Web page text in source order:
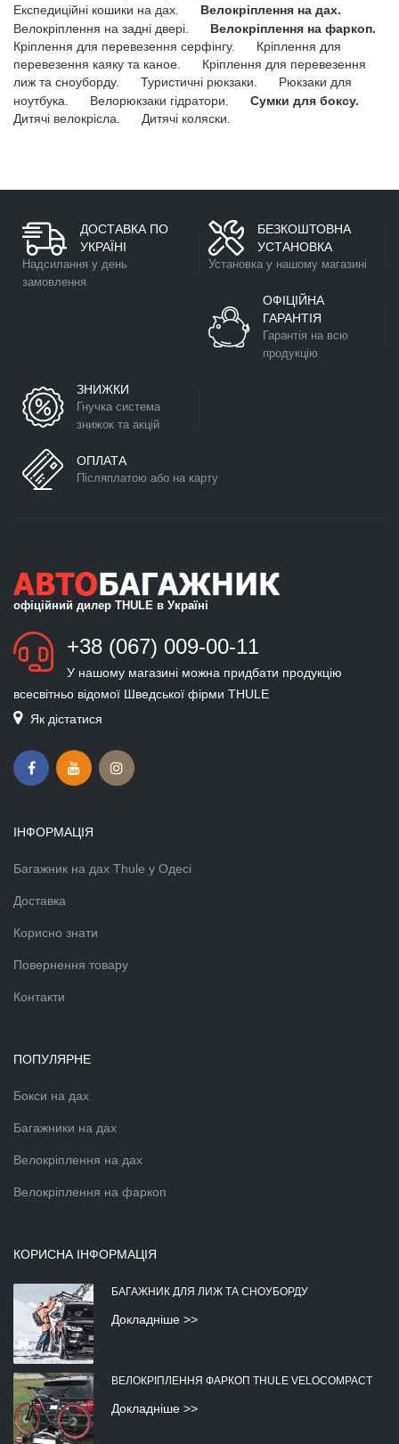
Експедиційні кошики на дах.
Велокріплення на дах.
Велокріплення на задні двері.
Велокріплення на фаркоп.
Кріплення для перевезення серфінгу.
Кріплення для
перевезення каяку та каное.
Кріплення для перевезення
лиж та сноуборду.
Туристичні рюкзаки.
Рюкзаки для
ноутбука.
Велорюкзаки гідратори.
Сумки для боксу.
Дитячі велокрісла.
Дитячі коляски.
ДОСТАВКА ПО
УКРАЇНІ
Надсилання у день
замовлення
БЕЗКОШТОВНА
УСТАНОВКА
Установка у нашому магазині
ОФІЦІЙНА
ГАРАНТІЯ
Гарантія на всю
продукцію
ЗНИЖКИ
Гнучка система
знижок та акцій
ОПЛАТА
Післяплатою або на карту
офіційний дилер THULE в Україні
+38 (067) 009-00-11
У нашому магазині можна придбати продукцію
всесвітньо відомої Шведської фірми THULE
Як дістатися
ІНФОРМАЦІЯ
Багажник на дах Thule у Одесі
Доставка
Корисно знати
Повернення товару
Контакти
ПОПУЛЯРНЕ
Бокси на дах
Багажники на дах
Велокріплення на дах
Велокріплення на фаркоп
КОРИСНА ІНФОРМАЦІЯ
БАГАЖНИК ДЛЯ ЛИЖ ТА СНОУБОРДУ
Докладніше >>
ВЕЛОКРІПЛЕННЯ ФАРКОП THULE VELOCOMPACT
Докладніше >>